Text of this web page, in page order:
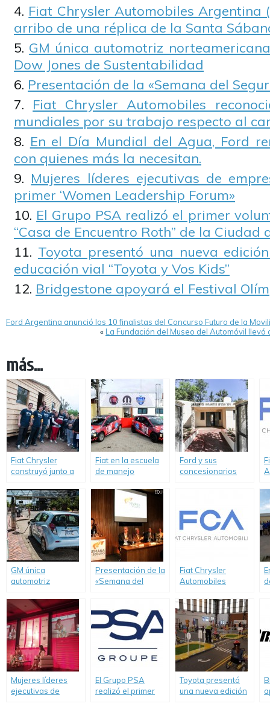
Fiat Chrysler Automobiles Argentina
arribo de una réplica de la Santa
GM única automotriz
Dow Jones de Sustentabilidad
Presentación de la «Semana del
Fiat Chrysler Automobiles
mundiales por su trabajo respecto al
En el Día Mundial del Agua, Ford
con quienes más la necesitan.
Mujeres líderes ejecutivas de
primer ‘Women Leadership Forum»
El Grupo PSA realizó el primer
“Casa de Encuentro Roth” de la Ciudad
Toyota presentó una nueva
educación vial “Toyota y Vos Kids”
Bridgestone apoyará el Festival
Ford Argentina anunció los 10 finalistas del Concurso Futuro de la
«La Fundación del Museo del Automóvil
más...
Fiat Chrysler
construyó junto a
Aires.
Fiat en la escuela
de manejo
Experience”.
Ford y sus
concesionarios
GM única
automotriz
incluida en el Índice
Dow Jones de
Sustentabilidad
Presentación de la
«Semana del
Fiat Chrysler
Automobiles
los líderes
mundiales por su
trabajo respecto al
cambio climático.
Mujeres líderes
ejecutivas de
El Grupo PSA
realizó el primer
Toyota presentó
una nueva edición